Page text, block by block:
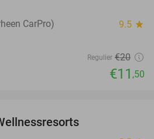
CarPro) 9.5 star
Regulier €20
€11 ,50